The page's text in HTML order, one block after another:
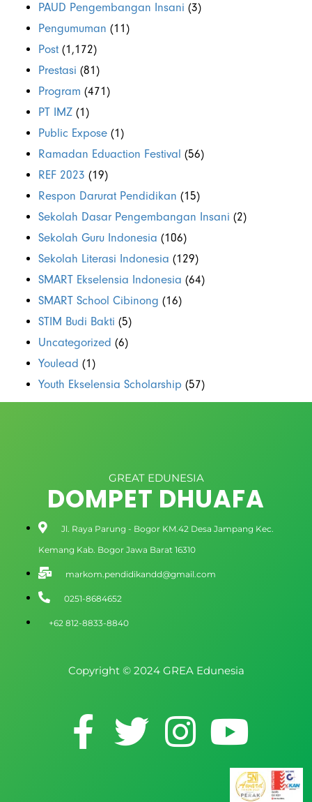
PAUD Pengembangan Insani (3)
Pengumuman (11)
Post (1,172)
Prestasi (81)
Program (471)
PT IMZ (1)
Public Expose (1)
Ramadan Eduaction Festival (56)
REF 2023 (19)
Respon Darurat Pendidikan (15)
Sekolah Dasar Pengembangan Insani (2)
Sekolah Guru Indonesia (106)
Sekolah Literasi Indonesia (129)
SMART Ekselensia Indonesia (64)
SMART School Cibinong (16)
STIM Budi Bakti (5)
Uncategorized (6)
Youlead (1)
Youth Ekselensia Scholarship (57)
GREAT EDUNESIA
DOMPET DHUAFA
Jl. Raya Parung - Bogor KM.42 Desa Jampang Kec.
Kemang Kab. Bogor Jawa Barat 16310
markom.pendidikandd@gmail.com
0251-8684652
+62 812-8833-8840
Copyright © 2024 GREA Edunesia